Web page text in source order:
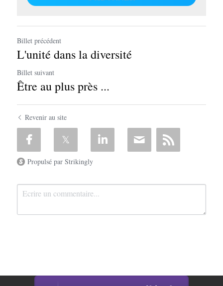
Billet précédent
L'unité dans la diversité
Billet suivant
Être au plus près ...
Revenir au site
Propulsé par Strikingly
Soumettre